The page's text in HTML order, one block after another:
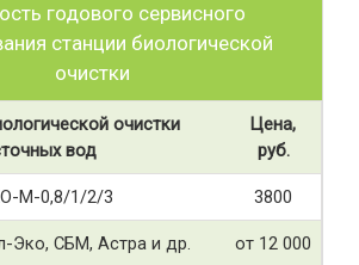
годового сервисного
станции биологической
очистки
очистки
вод
Цена,
руб.
М-0,8/1/2/3 3800
Эко, СБМ, Астра и др. от 12 000